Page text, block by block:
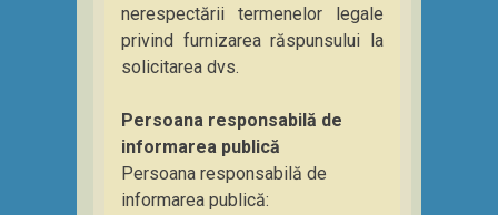
nerespectării termenelor legale
privind furnizarea răspunsului la
solicitarea dvs.
Persoana responsabilă de
informarea publică
Persoana responsabilă de
informarea publică: